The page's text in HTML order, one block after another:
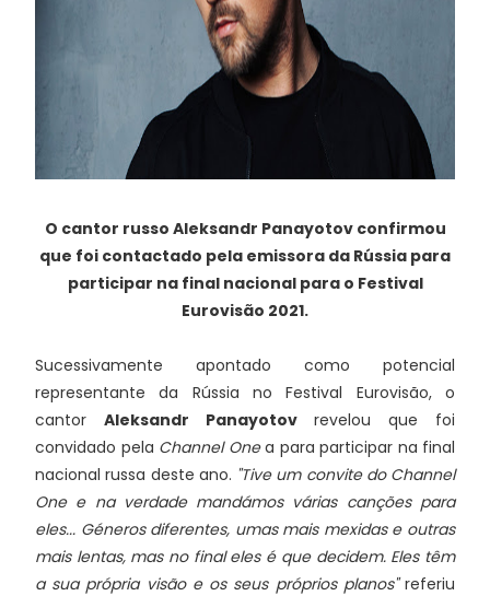
O cantor russo Aleksandr Panayotov confirmou
que foi contactado pela emissora da Rússia para
participar na final nacional para o Festival
Eurovisão 2021.
Sucessivamente apontado como potencial
representante da Rússia no Festival Eurovisão, o
cantor Aleksandr Panayotovrevelou que foi
convidado pela Channel Onea para participar na final
nacional russa deste ano. "Tive um convite do Channel
One e na verdade mandámos várias canções para
eles... Géneros diferentes, umas mais mexidas e outras
mais lentas, mas no final eles é que decidem. Eles têm
a sua própria visão e os seus próprios planos"referiu